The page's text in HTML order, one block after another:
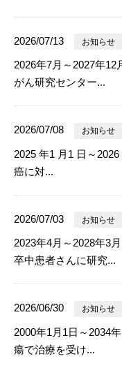
2026/07/13 お知らせ
2026年7月～2027年
がん研究センター...
2026/07/08 お知らせ
2025 年1 月1 日～
癌に対...
2026/07/03 お知らせ
2023年4月～2028年3
卒中患者さんに研究...
2026/06/30 お知らせ
2000年1月1日～2034
瘍で治療を受け...